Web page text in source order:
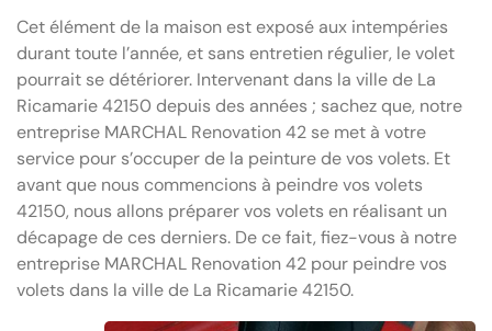
Cet élément de la maison est exposé aux intempéries
durant toute l’année, et sans entretien régulier, le volet
pourrait se détériorer. Intervenant dans la ville de La
Ricamarie 42150 depuis des années ; sachez que, notre
entreprise MARCHAL Renovation 42 se met à votre
service pour s’occuper de la peinture de vos volets. Et
avant que nous commencions à peindre vos volets
42150, nous allons préparer vos volets en réalisant un
décapage de ces derniers. De ce fait, fiez-vous à notre
entreprise MARCHAL Renovation 42 pour peindre vos
volets dans la ville de La Ricamarie 42150.